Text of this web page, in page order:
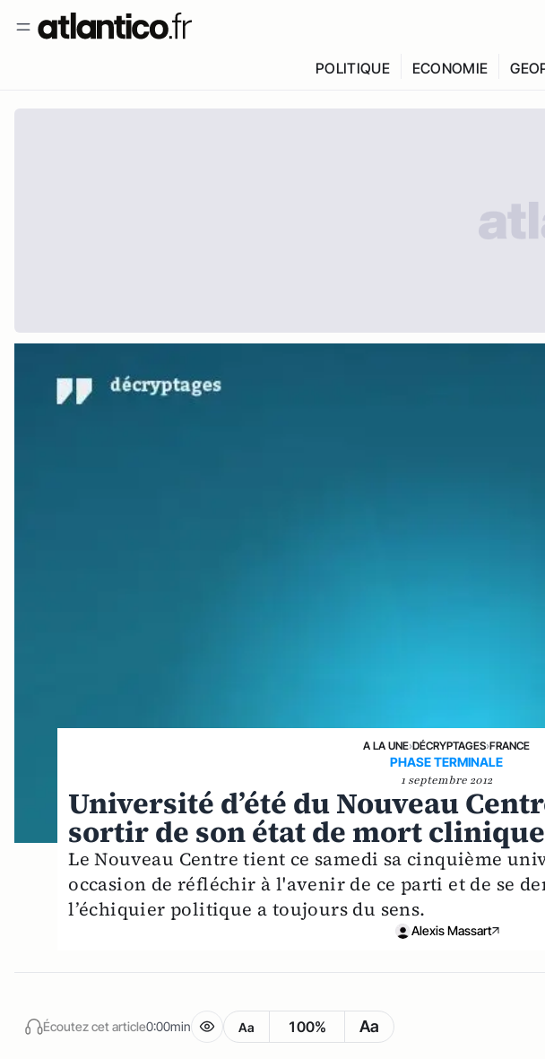
POLITIQUE ECONOMIE
A LA UNE›DÉCRYPTAGES›FRANCE
PHASE TERMINALE
1 septembre 2012
Université d’été du Nouveau
sortir de son état de mort clinique
Le Nouveau Centre tient ce samedi sa cinquième
occasion de réfléchir à l'avenir de ce parti et de se
l’échiquier politique a toujours du sens.
Alexis Massart
Écoutez cet article0:00min Aa 100% Aa